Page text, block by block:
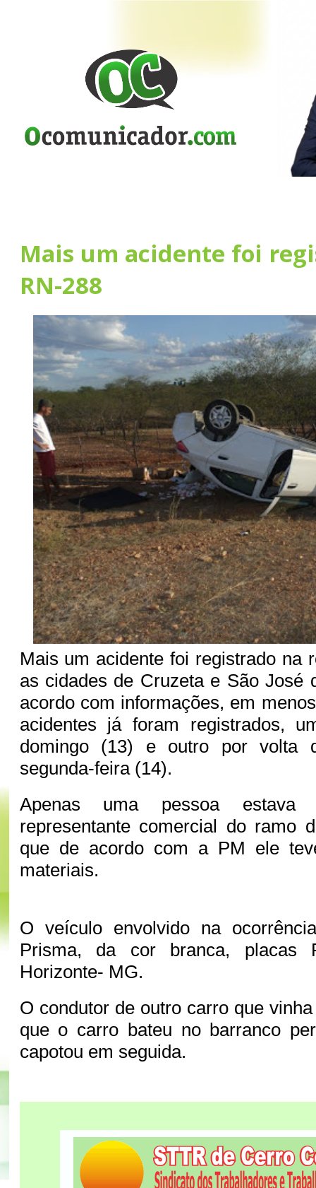
Mais um acidente foi
RN-288
Mais um acidente foi registrado na
as cidades de Cruzeta e São José
acordo com informações, em
acidentes já foram registrados,
domingo (13) e outro por volta
segunda-feira (14).
Apenas uma pessoa
representante comercial do ramo
que de acordo com a PM ele
materiais.
O veículo envolvido na
Prisma, da cor branca, placas
Horizonte- MG.
O condutor de outro carro que
que o carro bateu no barranco
capotou em seguida.